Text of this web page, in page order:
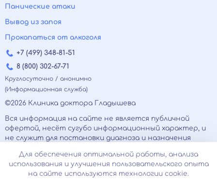
Панические атаки
Вывод из запоя
Прокапаться от алкоголя
+7 (499) 348-81-51
8 (800) 302-67-71
Круглосуточно / анонимно
(Информационная служба)
©2026 Клиника доктора Гладышева
Вся информация на сайте не является публичной
офертой, несёт сугубо информационный характер, и
не служит для постановки диагноза и назначения
Есть противопоказания, необходимо
проконсультироваться с врачом. Консультационные
услуги, оказываемые по телефону, мессенджерам и в
Для обеспечения оптимальной работы, анализа
использования и улучшения пользовательского опыта
на сайте используются технологии cookie.